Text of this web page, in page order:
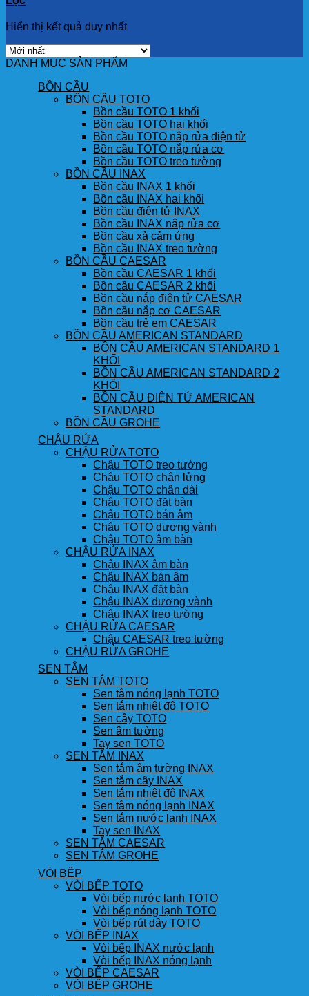
Hiển thị kết quả duy nhất
DANH MỤC SẢN PHẨM
BỒN CẦU
BỒN CẦU TOTO
Bồn cầu TOTO 1 khối
Bồn cầu TOTO hai khối
Bồn cầu TOTO nắp rửa điện tử
Bồn cầu TOTO nắp rửa cơ
Bồn cầu TOTO treo tường
BỒN CẦU INAX
Bồn cầu INAX 1 khối
Bồn cầu INAX hai khối
Bồn cầu điện tử INAX
Bồn cầu INAX nắp rửa cơ
Bồn cầu xả cảm ứng
Bồn cầu INAX treo tường
BỒN CẦU CAESAR
Bồn cầu CAESAR 1 khối
Bồn cầu CAESAR 2 khối
Bồn cầu nắp điện tử CAESAR
Bồn cầu nắp cơ CAESAR
Bồn cầu trẻ em CAESAR
BỒN CẦU AMERICAN STANDARD
BỒN CẦU AMERICAN STANDARD 1
KHỐI
BỒN CẦU AMERICAN STANDARD 2
KHỐI
BỒN CẦU ĐIỆN TỬ AMERICAN
STANDARD
BỒN CẦU GROHE
CHẬU RỬA
CHẬU RỬA TOTO
Chậu TOTO treo tường
Chậu TOTO chân lửng
Chậu TOTO chân dài
Chậu TOTO đặt bàn
Chậu TOTO bán âm
Chậu TOTO dương vành
Chậu TOTO âm bàn
CHẬU RỬA INAX
Chậu INAX âm bàn
Chậu INAX bán âm
Chậu INAX đặt bàn
Chậu INAX dương vành
Chậu INAX treo tường
CHẬU RỬA CAESAR
Chậu CAESAR treo tường
CHẬU RỬA GROHE
SEN TẮM
SEN TẮM TOTO
Sen tắm nóng lạnh TOTO
Sen tắm nhiệt độ TOTO
Sen cây TOTO
Sen âm tường
Tay sen TOTO
SEN TẮM INAX
Sen tắm âm tường INAX
Sen tắm cây INAX
Sen tắm nhiệt độ INAX
Sen tắm nóng lạnh INAX
Sen tắm nước lạnh INAX
Tay sen INAX
SEN TẮM CAESAR
SEN TẮM GROHE
VÒI BẾP
VÒI BẾP TOTO
Vòi bếp nước lạnh TOTO
Vòi bếp nóng lạnh TOTO
Vòi bếp rút dây TOTO
VÒI BẾP INAX
Vòi bếp INAX nước lạnh
Vòi bếp INAX nóng lạnh
VÒI BẾP CAESAR
VÒI BẾP GROHE